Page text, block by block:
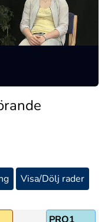
Visa/Dölj rader